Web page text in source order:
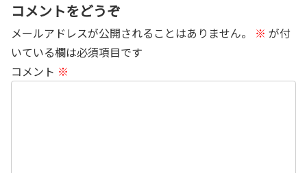
コメントをどうぞ
メールアドレスが公開されることはありません。 ※ が付
いている欄は必須項目です
コメント ※